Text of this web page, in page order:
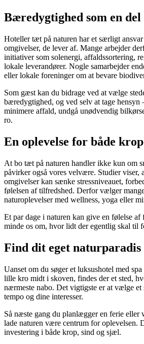
Bæredygtighed som en del
Hoteller tæt på naturen har et særligt ansvar
omgivelser, de lever af. Mange arbejder
initiativer som solenergi, affaldssortering,
lokale leverandører. Nogle samarbejder
eller lokale foreninger om at bevare
Som gæst kan du bidrage ved at vælge
bæredygtighed, og ved selv at tage hensyn
minimere affald, undgå unødvendig
ro.
En oplevelse for både
At bo tæt på naturen handler ikke kun om
påvirker også vores velvære. Studier viser,
omgivelser kan sænke stressniveauet,
følelsen af tilfredshed. Derfor vælger
naturoplevelser med wellness, yoga eller
Et par dage i naturen kan give en følelse af
minde os om, hvor lidt der egentlig skal til
Find dit eget naturparadis
Uanset om du søger et luksushotel med
lille kro midt i skoven, findes der et sted,
nærmeste nabo. Det vigtigste er at vælge et
tempo og dine interesser.
Så næste gang du planlægger en ferie eller
lade naturen være centrum for oplevelsen.
investering i både krop, sind og sjæl.